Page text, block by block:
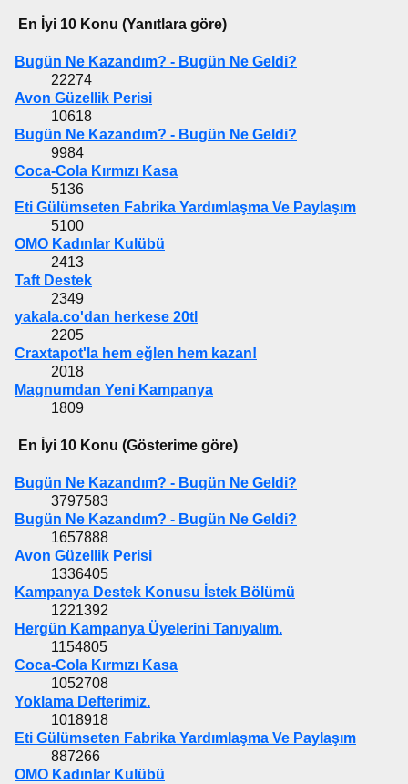
En İyi 10 Konu (Yanıtlara göre)
Bugün Ne Kazandım? - Bugün Ne Geldi?
22274
Avon Güzellik Perisi
10618
Bugün Ne Kazandım? - Bugün Ne Geldi?
9984
Coca-Cola Kırmızı Kasa
5136
Eti Gülümseten Fabrika Yardımlaşma Ve Paylaşım
5100
OMO Kadınlar Kulübü
2413
Taft Destek
2349
yakala.co'dan herkese 20tl
2205
Craxtapot'la hem eğlen hem kazan!
2018
Magnumdan Yeni Kampanya
1809
En İyi 10 Konu (Gösterime göre)
Bugün Ne Kazandım? - Bugün Ne Geldi?
3797583
Bugün Ne Kazandım? - Bugün Ne Geldi?
1657888
Avon Güzellik Perisi
1336405
Kampanya Destek Konusu İstek Bölümü
1221392
Hergün Kampanya Üyelerini Tanıyalım.
1154805
Coca-Cola Kırmızı Kasa
1052708
Yoklama Defterimiz.
1018918
Eti Gülümseten Fabrika Yardımlaşma Ve Paylaşım
887266
OMO Kadınlar Kulübü